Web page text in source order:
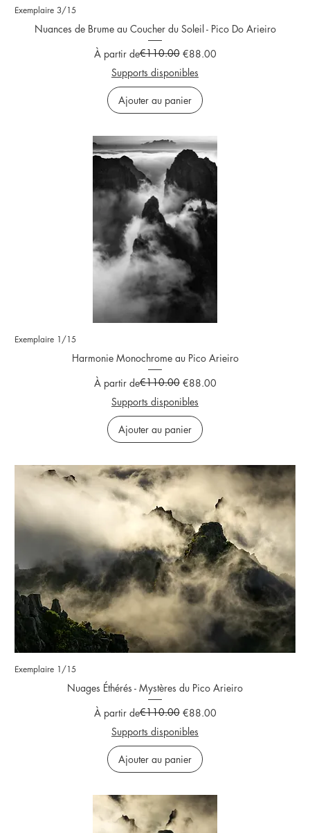
Exemplaire 3/15
Nuances de Brume au Coucher du Soleil - Pico Do Arieiro
À partir de
Prix original€110.00 €88.00
Prix promotionnel
Supports disponibles
Ajouter au panier
Exemplaire 1/15
Harmonie Monochrome au Pico Arieiro
À partir de
Prix original€110.00 €88.00
Prix promotionnel
Supports disponibles
Ajouter au panier
Exemplaire 1/15
Nuages Éthérés - Mystères du Pico Arieiro
À partir de
Prix original€110.00 €88.00
Prix promotionnel
Supports disponibles
Ajouter au panier